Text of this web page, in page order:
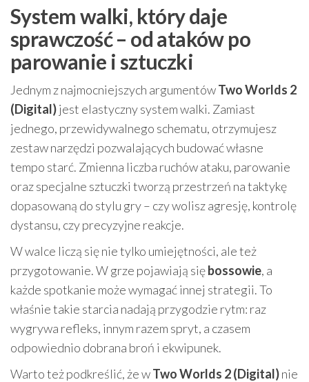
System walki, który daje
sprawczość – od ataków po
parowanie i sztuczki
Jednym z najmocniejszych argumentówTwo Worlds 2
(Digital)jest elastyczny system walki. Zamiast
jednego, przewidywalnego schematu, otrzymujesz
zestaw narzędzi pozwalających budować własne
tempo starć. Zmienna liczba ruchów ataku, parowanie
oraz specjalne sztuczki tworzą przestrzeń na taktykę
dopasowaną do stylu gry – czy wolisz agresję, kontrolę
dystansu, czy precyzyjne reakcje.
W walce liczą się nie tylko umiejętności, ale też
przygotowanie. W grze pojawiają siębossowie, a
każde spotkanie może wymagać innej strategii. To
właśnie takie starcia nadają przygodzie rytm: raz
wygrywa refleks, innym razem spryt, a czasem
odpowiednio dobrana broń i ekwipunek.
Warto też podkreślić, że wTwo Worlds 2 (Digital)nie